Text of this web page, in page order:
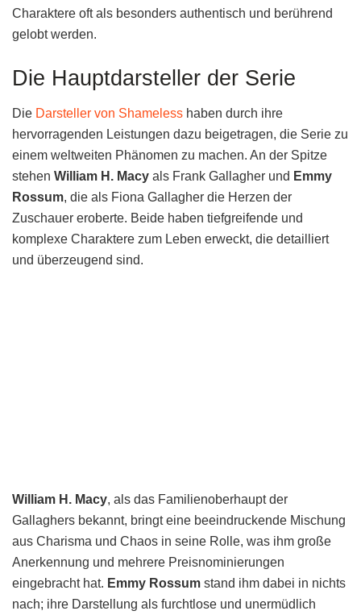
Charaktere oft als besonders authentisch und berührend
gelobt werden.
Die Hauptdarsteller der Serie
Die Darsteller von Shameless haben durch ihre
hervorragenden Leistungen dazu beigetragen, die Serie zu
einem weltweiten Phänomen zu machen. An der Spitze
stehen William H. Macy als Frank Gallagher und Emmy
Rossum, die als Fiona Gallagher die Herzen der
Zuschauer eroberte. Beide haben tiefgreifende und
komplexe Charaktere zum Leben erweckt, die detailliert
und überzeugend sind.
William H. Macy, als das Familienoberhaupt der
Gallaghers bekannt, bringt eine beeindruckende Mischung
aus Charisma und Chaos in seine Rolle, was ihm große
Anerkennung und mehrere Preisnominierungen
eingebracht hat. Emmy Rossum stand ihm dabei in nichts
nach; ihre Darstellung als furchtlose und unermüdlich